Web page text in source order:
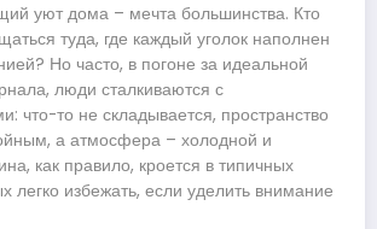
уют дома – мечта большинства. Кто
туда, где каждый уголок наполнен
Но часто, в погоне за идеальной
люди сталкиваются с
что-то не складывается, пространство
а атмосфера – холодной и
как правило, кроется в типичных
легко избежать, если уделить внимание